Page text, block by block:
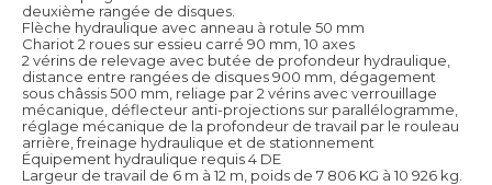
deuxième rangée de disques.
Flèche hydraulique avec anneau à rotule 50 mm
Chariot 2 roues sur essieu carré 90 mm, 10 axes
2 vérins de relevage avec butée de profondeur hydraulique,
distance entre rangées de disques 900 mm, dégagement
sous châssis 500 mm, reliage par 2 vérins avec verrouillage
mécanique, déflecteur anti-projections sur parallélogramme,
réglage mécanique de la profondeur de travail par le rouleau
arrière, freinage hydraulique et de stationnement
Équipement hydraulique requis 4 DE
Largeur de travail de 6 m à 12 m, poids de 7 806 KG à 10 926 kg.